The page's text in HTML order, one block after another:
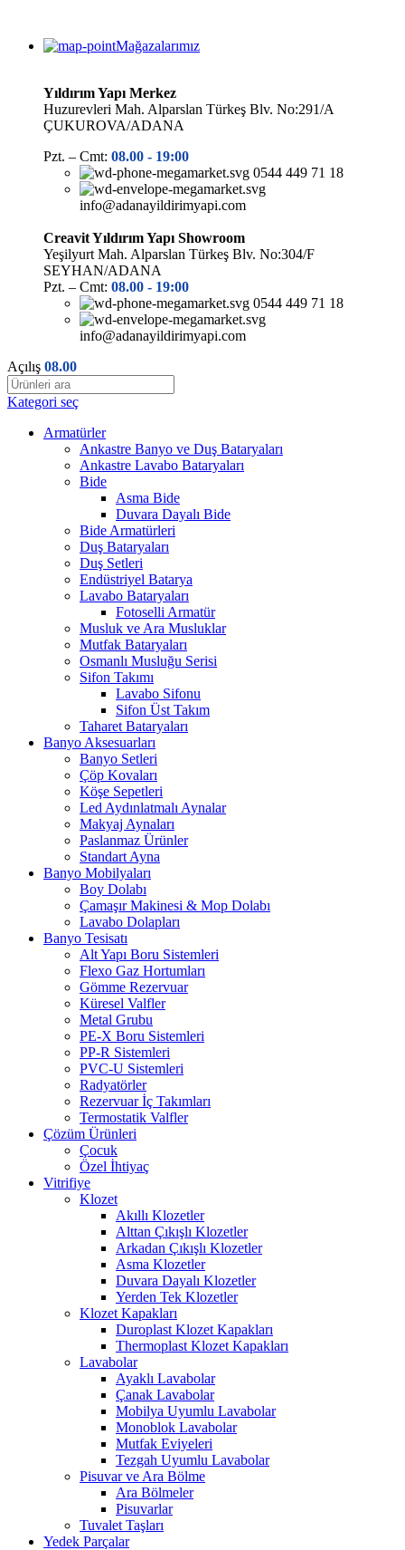
Mağazalarımız
Yıldırım Yapı Merkez
Huzurevleri Mah. Alparslan Türkeş Blv. No:291/A
ÇUKUROVA/ADANA
Pzt. – Cmt: 08.00 - 19:00
0544 449 71 18
info@adanayildirimyapi.com
Creavit Yıldırım Yapı Showroom
Yeşilyurt Mah. Alparslan Türkeş Blv. No:304/F
SEYHAN/ADANA
Pzt. – Cmt: 08.00 - 19:00
0544 449 71 18
info@adanayildirimyapi.com
Açılış 08.00
Kategori seç
Armatürler
Ankastre Banyo ve Duş Bataryaları
Ankastre Lavabo Bataryaları
Bide
Asma Bide
Duvara Dayalı Bide
Bide Armatürleri
Duş Bataryaları
Duş Setleri
Endüstriyel Batarya
Lavabo Bataryaları
Fotoselli Armatür
Musluk ve Ara Musluklar
Mutfak Bataryaları
Osmanlı Musluğu Serisi
Sifon Takımı
Lavabo Sifonu
Sifon Üst Takım
Taharet Bataryaları
Banyo Aksesuarları
Banyo Setleri
Çöp Kovaları
Köşe Sepetleri
Led Aydınlatmalı Aynalar
Makyaj Aynaları
Paslanmaz Ürünler
Standart Ayna
Banyo Mobilyaları
Boy Dolabı
Çamaşır Makinesi & Mop Dolabı
Lavabo Dolapları
Banyo Tesisatı
Alt Yapı Boru Sistemleri
Flexo Gaz Hortumları
Gömme Rezervuar
Küresel Valfler
Metal Grubu
PE-X Boru Sistemleri
PP-R Sistemleri
PVC-U Sistemleri
Radyatörler
Rezervuar İç Takımları
Termostatik Valfler
Çözüm Ürünleri
Çocuk
Özel İhtiyaç
Vitrifiye
Klozet
Akıllı Klozetler
Alttan Çıkışlı Klozetler
Arkadan Çıkışlı Klozetler
Asma Klozetler
Duvara Dayalı Klozetler
Yerden Tek Klozetler
Klozet Kapakları
Duroplast Klozet Kapakları
Thermoplast Klozet Kapakları
Lavabolar
Ayaklı Lavabolar
Çanak Lavabolar
Mobilya Uyumlu Lavabolar
Monoblok Lavabolar
Mutfak Eviyeleri
Tezgah Uyumlu Lavabolar
Pisuvar ve Ara Bölme
Ara Bölmeler
Pisuvarlar
Tuvalet Taşları
Yedek Parçalar